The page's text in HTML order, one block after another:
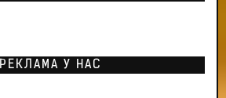
РЕКЛАМА У НАС